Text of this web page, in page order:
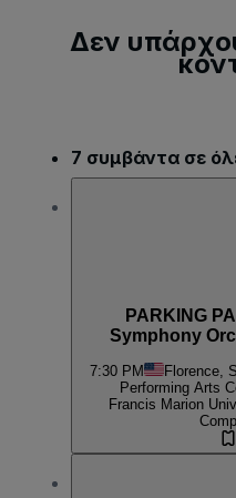
Δεν
7 συμβάντα σε
PARKING
Symphony
7:30 PM Florence,
Performing Arts
Francis Marion